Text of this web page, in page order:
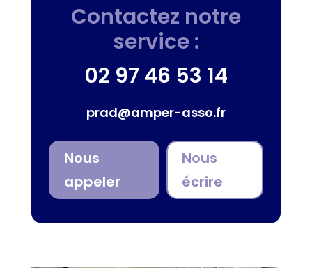
Contactez notre
service :
02 97 46 53 14
prad@amper-asso.fr
Nous
appeler
Nous
écrire